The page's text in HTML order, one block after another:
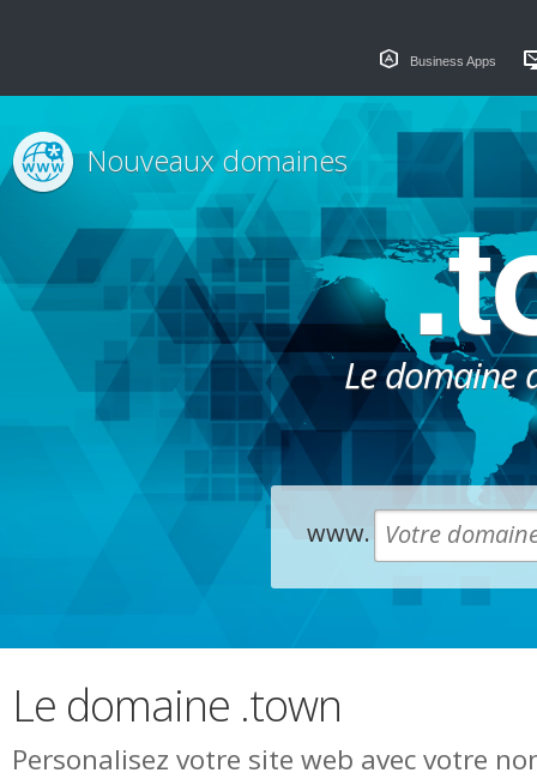
Business Apps
Le domaine
Nouveaux domaines
www.
Le domaine .town
Personalisez votre site web avec votre